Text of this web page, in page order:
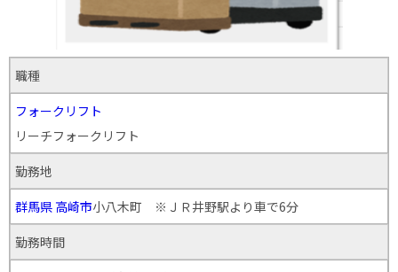
職種
フォークリフト
リーチフォークリフト
勤務地
群馬県 高崎市小八木町 ※ＪＲ井野駅より車で6分
勤務時間